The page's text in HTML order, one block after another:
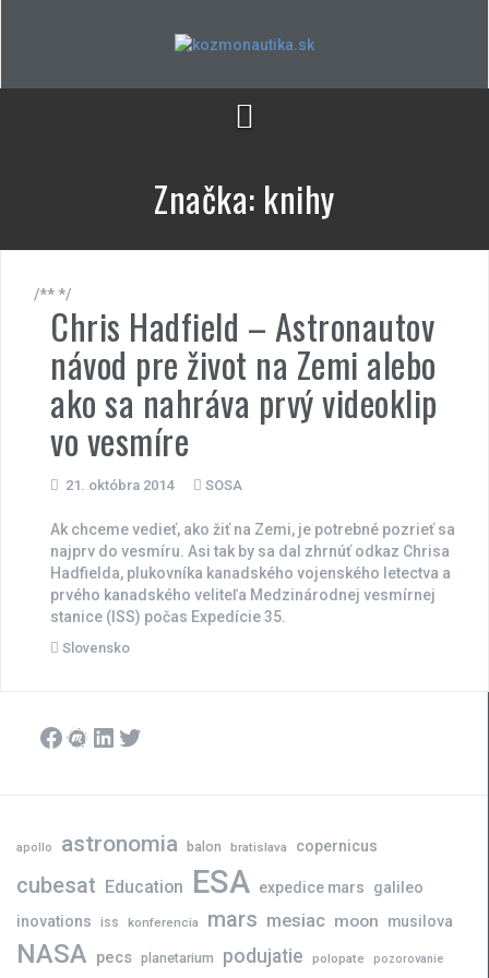
Značka: knihy
/** */
Chris Hadfield – Astronautov
návod pre život na Zemi alebo
ako sa nahráva prvý videoklip
vo vesmíre
21. októbra 2014 SOSA
Ak chceme vedieť, ako žiť na Zemi, je potrebné pozrieť sa
najprv do vesmíru. Asi tak by sa dal zhrnúť odkaz Chrisa
Hadfielda, plukovníka kanadského vojenského letectva a
prvého kanadského veliteľa Medzinárodnej vesmírnej
stanice (ISS) počas Expedície 35.
Slovensko
Facebook
Meetup
LinkedIn
Twitter
apollo astronomia balon bratislava copernicus
cubesat Education ESA expedice mars
galileo
inovations iss konferencia mars mesiac moon musilova
NASA pecs planetarium podujatie polopate pozorovanie